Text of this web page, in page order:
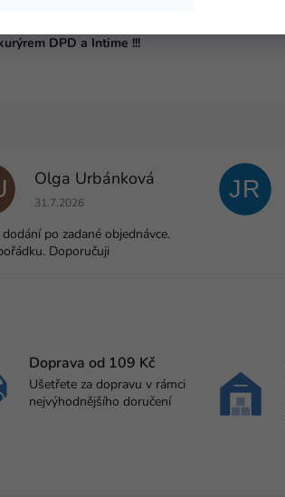
fixy
DPD a Intime !!!
Olga Urbánková
Hodnocení obchodu je 5 z 5 hvězdiček.
31.7.2026
po zadané objednávce.
Doporučuji
JR
Doprava od 109 Kč
Ušetřete za dopravu v rámci
nejvýhodnějšího doručení